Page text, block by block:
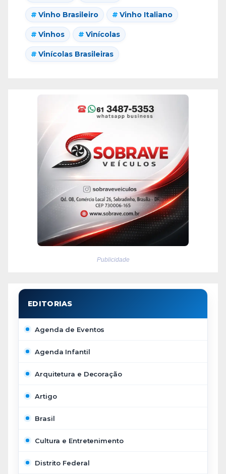
Vinho Brasileiro Vinho Italiano
Vinhos Vinícolas
Vinícolas Brasileiras
Publicidade
Agenda de Eventos
Agenda Infantil
Arquitetura e Decoração
Artigo
Brasil
Cultura e Entretenimento
Distrito Federal